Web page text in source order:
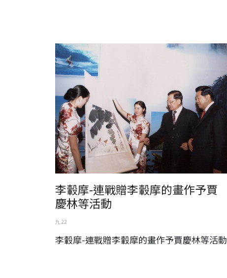
李轂摩-連戰贈李轂摩的畫作予賈慶林等活動
李轂摩-連戰贈李轂摩的畫作予賈
慶林等活動
九 22
李轂摩-連戰贈李轂摩的畫作予賈慶林等活動